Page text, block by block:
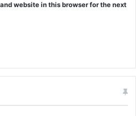
website in this browser for the next